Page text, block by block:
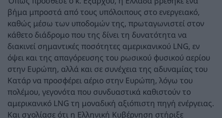
βήμα μπροστά από τους υπόλοιπους στο ενεργειακό,
καθώς μέσω των υποδομών της, πρωταγωνιστεί στον
κάθετο διάδρομο που της δίνει τη δυνατότητα να
διακινεί σημαντικές ποσότητες αμερικανικού LNG, εν
όψει και της απαγόρευσης του ρωσικού φυσικού αερίου
στην Ευρώπη, αλλά και σε συνέχεια της αδυναμίας του
Κατάρ να προσφέρει αέριο στην Ευρώπη, λόγω του
πολέμου, γεγονότα που συνδυαστικά καθιστούν το
αμερικανικό LNG τη μοναδική αξιόπιστη πηγή ενέργειας.
Και σχολίασε ότι η Ελληνική Κυβέρνηση στήριξε